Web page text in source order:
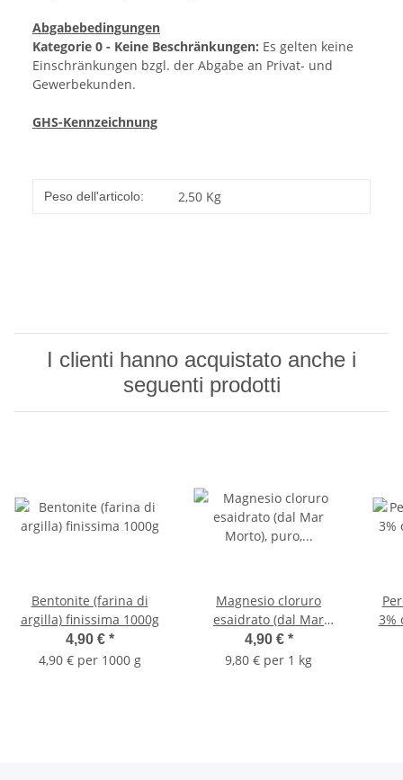
Abgabebedingungen
Kategorie 0 - Keine Beschränkungen: Es gelten keine
Einschränkungen bzgl. der Abgabe an Privat- und
Gewerbekunden.
GHS-Kennzeichnung
Peso dell'articolo: 2,50 Kg
I clienti hanno acquistato anche i
seguenti prodotti
Bentonite (farina di
argilla) finissima 1000g
4,90 € *
4,90 € per 1000 g
Magnesio cloruro
esaidrato (dal Mar
Morto), puro, (fiocchi)
500 g
4,90 € *
9,80 € per 1 kg
3%